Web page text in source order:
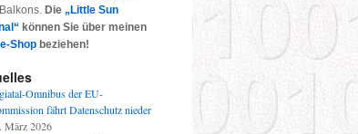
Die „Little Sun
können Sie über meinen
Shop beziehen!
Omnibus der EU-
fährt Datenschutz nieder
März 2026